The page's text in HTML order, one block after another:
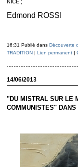
NICE ;
Edmond ROSSI
16:31 Publié dans Découverte
TRADITION| Lien permanent|
14/06/2013
"DU MISTRAL SUR LE
COMMUNISTES"